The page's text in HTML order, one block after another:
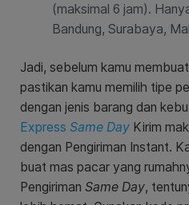
(maksimal 6 jam).
Bandung, Surabaya,
Jadi, sebelum kamu
pastikan kamu memilih tipe
dengan jenis barang dan
Express Same Day Kirim
dengan Pengiriman Instant.
buat mas pacar yang
Pengiriman Same Day,